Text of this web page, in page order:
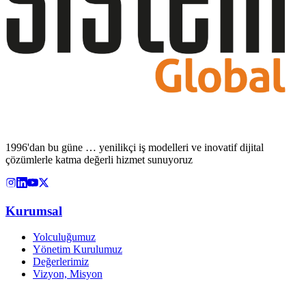
1996'dan bu güne … yenilikçi iş modelleri ve inovatif dijital
çözümlerle katma değerli hizmet sunuyoruz
Kurumsal
Yolculuğumuz
Yönetim Kurulumuz
Değerlerimiz
Vizyon, Misyon